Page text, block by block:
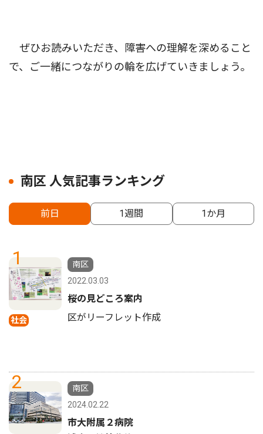
ぜひお読みいただき、障害への理解を深めること
で、ご一緒につながりの輪を広げていきましょう。
南区 人気記事ランキング
前日 1週間 1か月
1
社会
南区
2022.03.03
桜の見どころ案内
区がリーフレット作成
2
南区
2024.02.22
市大附属２病院